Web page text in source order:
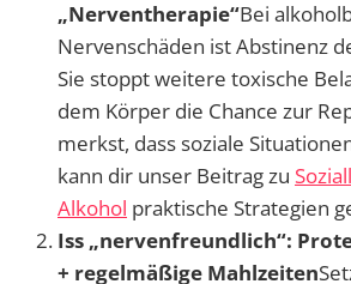
„Nerventherapie“Bei
Nervenschäden ist Abstinenz
Sie stoppt weitere toxische
dem Körper die Chance zur
merkst, dass soziale
kann dir unser Beitrag zu
Alkohol praktische Strategien
Iss „nervenfreundlich“:
+ regelmäßige Mahlzeiten